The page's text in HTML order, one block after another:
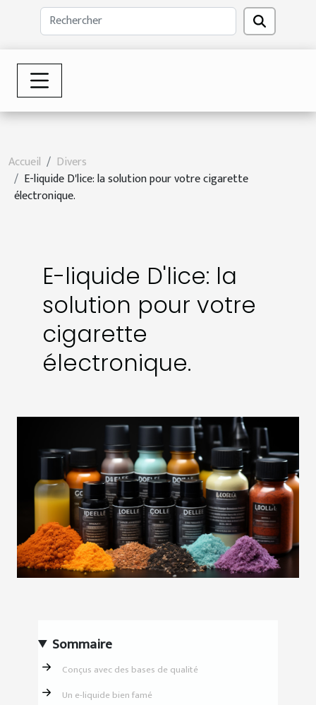
Accueil
Divers
E-liquide D'lice: la solution pour votre cigarette
électronique.
E-liquide D'lice: la
solution pour votre
cigarette
électronique.
Sommaire
Conçus avec des bases de qualité
Un e-liquide bien famé